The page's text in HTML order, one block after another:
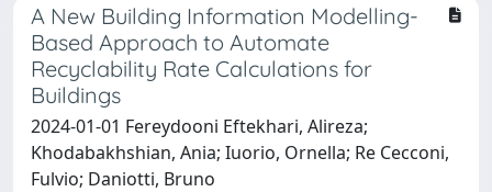
A New Building Information Modelling-
Based Approach to Automate
Recyclability Rate Calculations for
Buildings
2024-01-01 Fereydooni Eftekhari, Alireza;
Khodabakhshian, Ania; Iuorio, Ornella; Re Cecconi,
Fulvio; Daniotti, Bruno